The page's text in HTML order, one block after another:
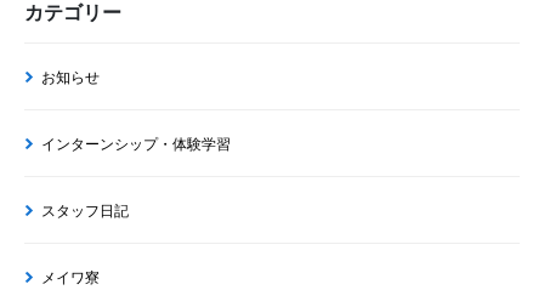
カテゴリー
お知らせ
インターンシップ・体験学習
スタッフ日記
メイワ寮